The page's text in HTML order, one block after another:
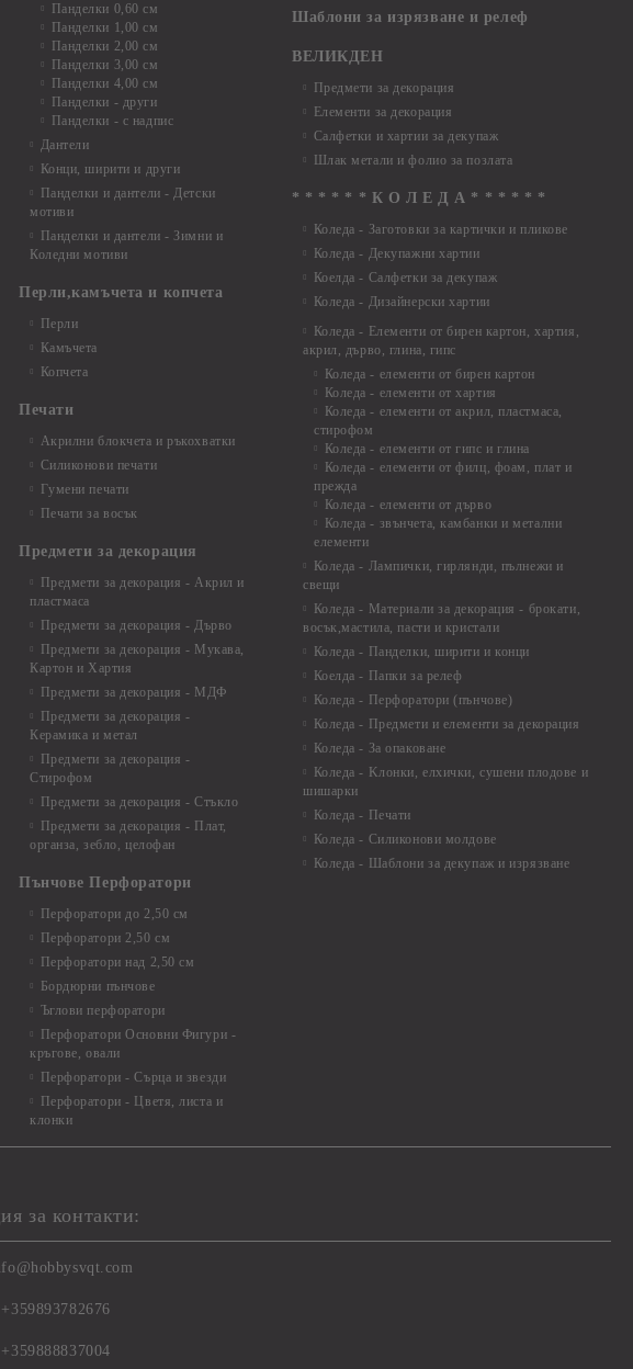
Панделки 0,60 см
Панделки 1,00 см
Панделки 2,00 см
Панделки 3,00 см
Панделки 4,00 см
Панделки - други
Панделки - с надпис
Дантели
Конци, ширити и други
Панделки и дантели - Детски
мотиви
Панделки и дантели - Зимни и
Коледни мотиви
Перли,камъчета и копчета
Перли
Камъчета
Копчета
Печати
Акрилни блокчета и ръкохватки
Силиконови печати
Гумени печати
Печати за восък
Предмети за декорация
Предмети за декорация - Акрил и
пластмаса
Предмети за декорация - Дърво
Предмети за декорация - Мукава,
Картон и Хартия
Предмети за декорация - МДФ
Предмети за декорация -
Керамика и метал
Предмети за декорация -
Стирофом
Предмети за декорация - Стъкло
Предмети за декорация - Плат,
органза, зебло, целофан
Пънчове Перфоратори
Перфоратори до 2,50 см
Перфоратори 2,50 см
Перфоратори над 2,50 см
Бордюрни пънчове
Ъглови перфоратори
Перфоратори Основни Фигури -
кръгове, овали
Перфоратори - Сърца и звезди
Перфоратори - Цветя, листа и
клонки
Шаблони за изрязване и релеф
ВЕЛИКДЕН
Предмети за декорация
Елементи за декорация
Салфетки и хартии за декупаж
Шлак метали и фолио за позлата
* * * * * * К О Л Е Д А * * * * * *
Коледа - Заготовки за картички и пликове
Коледа - Декупажни хартии
Коелда - Салфетки за декупаж
Коледа - Дизайнерски хартии
Коледа - Eлементи от бирен картон, хартия,
акрил, дърво, глина, гипс
Коледа - елементи от бирен картон
Коледа - елементи от хартия
Коледа - елементи от акрил, пластмаса,
стирофом
Коледа - елементи от гипс и глина
Коледа - елементи от филц, фоам, плат и
прежда
Коледа - елементи от дърво
Коледа - звънчета, камбанки и метални
елементи
Коледа - Лампички, гирлянди, пълнежи и
свещи
Коледа - Материали за декорация - брокати,
восък,мастила, пасти и кристали
Коледа - Панделки, ширити и конци
Коелда - Папки за релеф
Коледа - Перфоратори (пънчове)
Коледа - Предмети и елементи за декорация
Коледа - За опаковане
Коледа - Kлонки, елхички, сушени плодове и
шишарки
Коледа - Печати
Коледа - Силиконови молдове
Коледа - Шаблони за декупаж и изрязване
за контакти:
+359893782676
+359888837004